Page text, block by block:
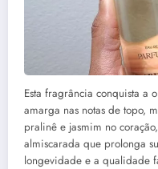
Esta fragrância conquista a
amarga nas notas de topo,
pralinê e jasmim no
almiscarada que prolonga
longevidade e a qualidade